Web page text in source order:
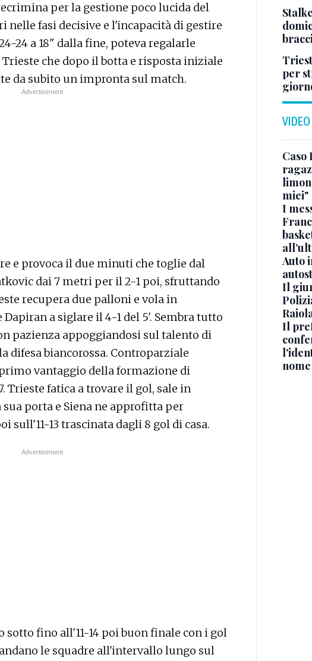
per la gestione poco lucida del
fasi decisive e l'incapacità di gestire
24 a 18" dalla fine, poteva regalarle
che dopo il botta e risposta iniziale
da subito un impronta sul match.
e provoca il due minuti che toglie dal
dai 7 metri per il 2-1 poi, sfruttando
recupera due palloni e vola in
a siglare il 4-1 del 5'. Sembra tutto
pazienza appoggiandosi sul talento di
difesa biancorossa. Controparziale
vantaggio della formazione di
Trieste fatica a trovare il gol, sale in
porta e Siena ne approfitta per
sull'11-13 trascinata dagli 8 gol di casa.
sotto fino all'11-14 poi buon finale con i gol
le squadre all'intervallo lungo sul
per
VIDEO
Caso
miei"
I
Auto
Il
Il
nome